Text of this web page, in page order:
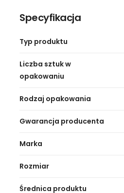
Specyfikacja
Typ produktu
Liczba sztuk w
opakowaniu
Rodzaj opakowania
Gwarancja producenta
Marka
Rozmiar
Średnica produktu